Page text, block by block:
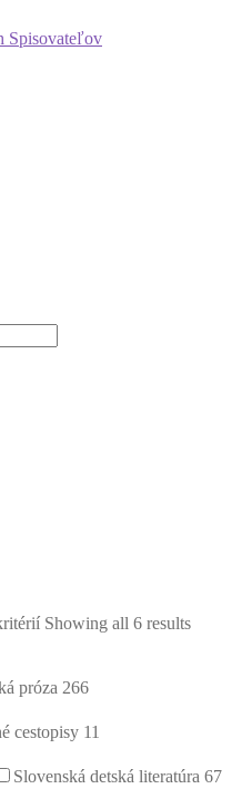
Spisovateľov
Showing all 6 results
próza 266
cestopisy 11
Slovenská detská literatúra 67